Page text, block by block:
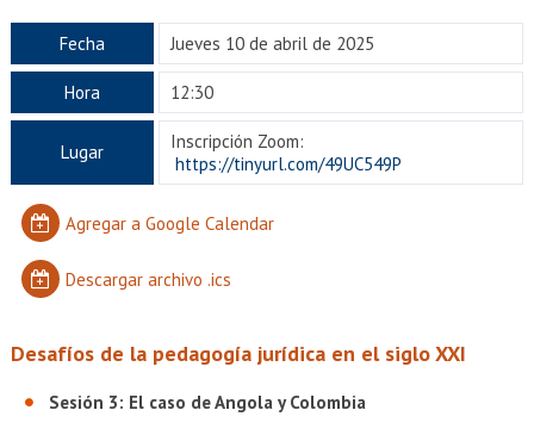
Académicos Estudiantes
Egresados
Fecha Jueves 10 de abril de 2025
Hora 12:30
Lugar
Inscripción Zoom:
https://tinyurl.com/49UC549P
Agregar a Google Calendar
Descargar archivo .ics
Desafíos de la pedagogía jurídica en el siglo XXI
Sesión 3: El caso de Angola y Colombia